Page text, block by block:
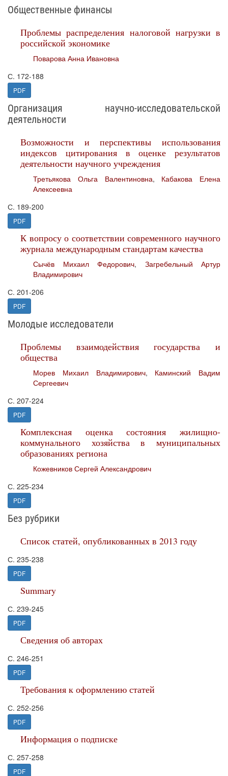
Общественные финансы
Проблемы распределения налоговой нагрузки в
российской экономике
Поварова Анна Ивановна
С. 172-188
PDF
Организация научно-исследовательской
деятельности
Возможности и перспективы использования
индексов цитирования в оценке результатов
деятельности научного учреждения
Третьякова Ольга Валентиновна, Кабакова Елена
Алексеевна
С. 189-200
PDF
К вопросу о соответствии современного научного
журнала международным стандартам качества
Сычёв Михаил Федорович, Загребельный Артур
Владимирович
С. 201-206
PDF
Молодые исследователи
Проблемы взаимодействия государства и
общества
Морев Михаил Владимирович, Каминский Вадим
Сергеевич
С. 207-224
PDF
Комплексная оценка состояния жилищно-
коммунального хозяйства в муниципальных
образованиях региона
Кожевников Сергей Александрович
С. 225-234
PDF
Без рубрики
Список статей, опубликованных в 2013 году
С. 235-238
PDF
Summary
С. 239-245
PDF
Сведения об авторах
С. 246-251
PDF
Требования к оформлению статей
С. 252-256
PDF
Информация о подписке
С. 257-258
PDF